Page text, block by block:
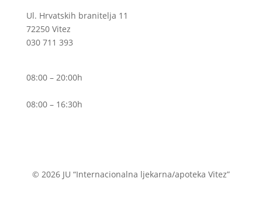
Ul. Hrvatskih branitelja 11
72250 Vitez
030 711 393
08:00 – 20:00h
08:00 – 16:30h
© 2026 JU “Internacionalna ljekarna/apoteka Vitez”